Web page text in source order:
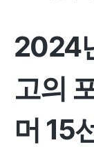
2024
고의
머 15